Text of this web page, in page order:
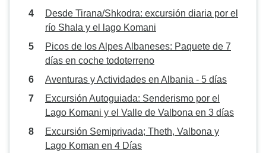
presenciamos paisajes
impresionantes, sino que también
adquirimos conocimientos
significativos sobre la cultura y las
tradiciones del norte de Albania.
La excursión logró un equilibrio
perfecto entre actividad física,
naturaleza e intercambio cultural.
Cada etapa se planificó
cuidadosamente, y aunque los
Desde Tirana/Shkodra: excursión diaria por el
río Shala y el lago Komani
Picos de los Alpes Albaneses: Paquete de 7
días en coche todoterreno
Aventuras y Actividades en Albania - 5 días
Excursión Autoguiada: Senderismo por el
Lago Komani y el Valle de Valbona en 3 días
Excursión Semiprivada; Theth, Valbona y
Lago Koman en 4 Días